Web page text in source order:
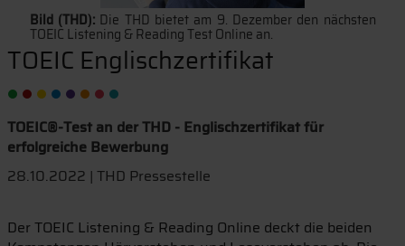
Bild (THD): Die THD bietet am 9. Dezember den nächsten
TOEIC Listening & Reading Test Online an.
TOEIC Englischzertifikat
TOEIC®-Test an der THD - Englischzertifikat für
erfolgreiche Bewerbung
28.10.2022 | THD Pressestelle
Der TOEIC Listening & Reading Online deckt die beiden